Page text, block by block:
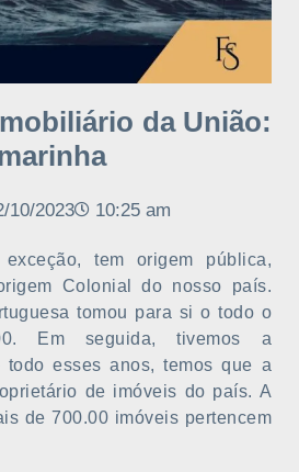
da União:
10/2023 10:25 am
tem origem pública,
Colonial do nosso país.
tomou para si o todo o
Em seguida, tivemos a
todo esses anos, temos que a
de imóveis do país. A
de 700.00 imóveis pertencem